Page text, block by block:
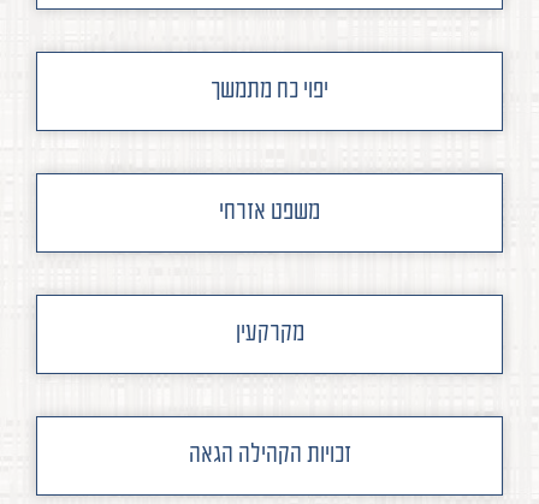
יפוי כח מתמשך
משפט אזרחי
מקרקעין
זכויות הקהילה הגאה